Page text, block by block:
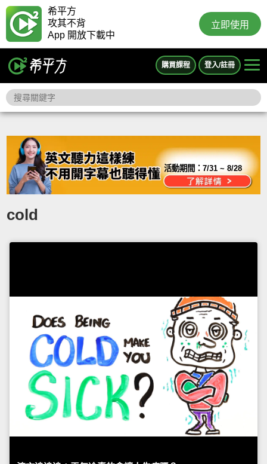
希平方
攻其不背
App 開放下載中
立即使用
購買課程 登入/註冊
活動期間：7/31 ~ 8/28
cold